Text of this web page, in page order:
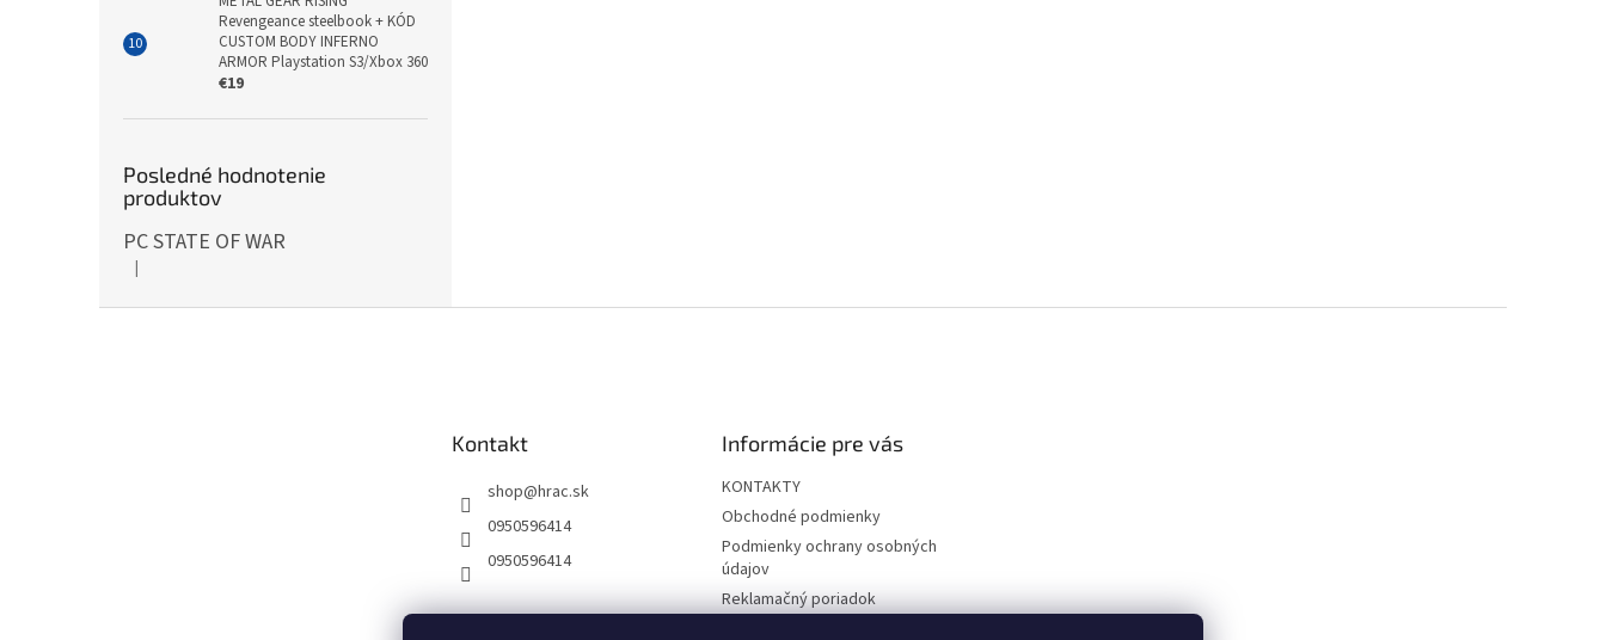
Revengeance steelbook + KÓD
CUSTOM BODY INFERNO
ARMOR Playstation S3/Xbox 360
€19
Posledné hodnotenie
produktov
PC STATE OF WAR
Hodnotenie produktu je 5 z 5 hviezdičiek.
|
Kontakt
shop@hrac.sk
0950596414
0950596414
Informácie pre vás
KONTAKTY
Obchodné podmienky
Podmienky ochrany osobných
údajov
Reklamačný poriadok